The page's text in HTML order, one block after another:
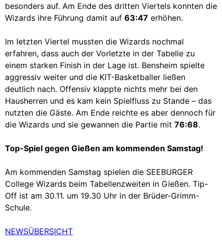
besonders auf. Am Ende des dritten Viertels konnten die
Wizards ihre Führung damit auf 63:47 erhöhen.
Im letzten Viertel mussten die Wizards nochmal
erfahren, dass auch der Vorletzte in der Tabelle zu
einem starken Finish in der Lage ist. Bensheim spielte
aggressiv weiter und die KIT-Basketballer ließen
deutlich nach. Offensiv klappte nichts mehr bei den
Hausherren und es kam kein Spielfluss zu Stande – das
nutzten die Gäste. Am Ende reichte es aber dennoch für
die Wizards und sie gewannen die Partie mit 76:68.
Top-Spiel gegen Gießen am kommenden Samstag!
Am kommenden Samstag spielen die SEEBURGER
College Wizards beim Tabellenzweiten in Gießen. Tip-
Off ist am 30.11. um 19.30 Uhr in der Brüder-Grimm-
Schule.
NEWSÜBERSICHT